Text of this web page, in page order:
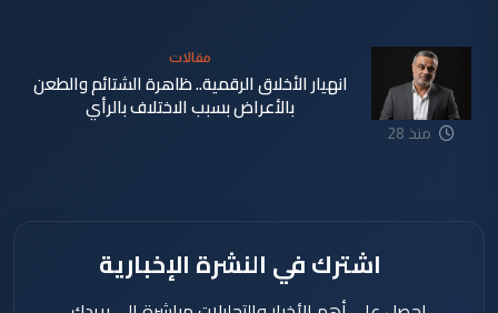
منذ 28
مقالات
انهيار الأخلاق الرقمية.. ظاهرة الشتائم والطعن
بالأعراض بسبب الاختلاف بالرأي
اشترك في النشرة الإخبارية